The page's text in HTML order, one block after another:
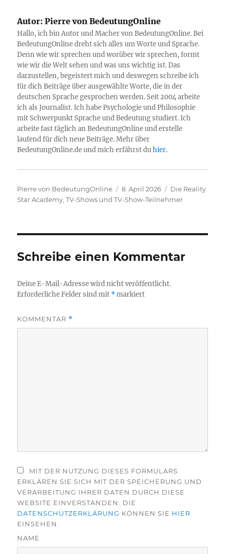
Autor: Pierre von BedeutungOnline
Hallo, ich bin Autor und Macher von BedeutungOnline. Bei
BedeutungOnline dreht sich alles um Worte und Sprache.
Denn wie wir sprechen und worüber wir sprechen, formt
wie wir die Welt sehen und was uns wichtig ist. Das
darzustellen, begeistert mich und deswegen schreibe ich
für dich Beiträge über ausgewählte Worte, die in der
deutschen Sprache gesprochen werden. Seit 2004 arbeite
ich als Journalist. Ich habe Psychologie und Philosophie
mit Schwerpunkt Sprache und Bedeutung studiert. Ich
arbeite fast täglich an BedeutungOnline und erstelle
laufend für dich neue Beiträge. Mehr über
BedeutungOnline.de und mich erfährst duhier.
Autor
Pierre von BedeutungOnline
Veröffentlicht
am
8. April 2026 Kategorien
Die Reality
Star Academy ,TV-Shows und TV-Show-Teilnehmer
Schreibe einen Kommentar
Deine E-Mail-Adresse wird nicht veröffentlicht.
Erforderliche Felder sind mit *markiert
KOMMENTAR *
MIT DER NUTZUNG DIESES FORMULARS
ERKLÄREN SIE SICH MIT DER SPEICHERUNG UND
VERARBEITUNG IHRER DATEN DURCH DIESE
WEBSITE EINVERSTANDEN. DIE
DATENSCHUTZERKLÄRUNG KÖNNEN SIE HIER
EINSEHEN.
NAME